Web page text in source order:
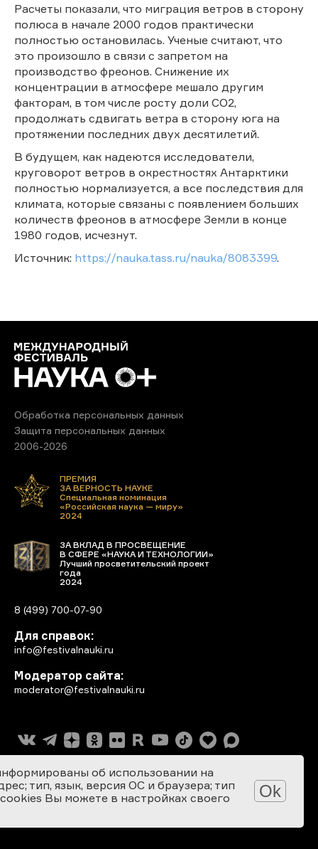
Расчеты показали, что миграция ветров в сторону
полюса в начале 2000 годов практически
полностью остановилась. Ученые считают, что
это произошло в связи с запретом на
производство фреонов. Снижение их
концентрации в атмосфере мешало другим
факторам, в том числе росту доли СО2,
продолжать сдвигать ветра в сторону юга на
протяжении последних двух десятилетий.
В будущем, как надеются исследователи,
круговорот ветров в окрестностях Антарктики
полностью нормализуется, а все последствия для
климата, которые связаны с появлением больших
количеств фреонов в атмосфере Земли в конце
1980 годов, исчезнут.
Источник: https://nauka.tass.ru/nauka/8083399.
Обработка персональных данных
Защита персональных данных
2006-2026
ПРЕМИЯ
ЗА ВЕРНОСТЬ НАУКЕ
Специальная номинация
«Российская наука — миру»
2024
ЗА ВКЛАД В ПРОСВЕЩЕНИЕ
В СФЕРЕ «НАУКА И ТЕХНОЛОГИИ»
Лучший просветительский проект
года
2024
8 (499) 700-07-90
Для справок:
info@festivalnauki.ru
Модератор сайта:
moderator@festivalnauki.ru
об использовании на
тип, язык, версия ОС и браузера; тип
Вы можете в настройках своего
Ok